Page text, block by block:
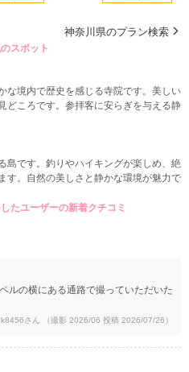
神奈川県のプラン検索
スポット
な境内で歴史を感じる寺院です。美しい
どころです。参拝客に安らぎを与える静
島です。釣りやハイキングが楽しめ、絶
す。自然の美しさと静かな環境が魅力で
たユーザーの新着クチコミ
ルの横にある通路で撮っていただいた
k8456さん （撮影 2026/06 投稿 2026/07/26）